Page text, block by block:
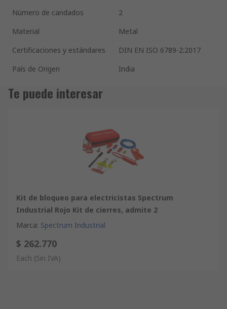
Número de candados
2
Material
Metal
Certificaciones y estándares
DIN EN ISO 6789-2:2017
País de Origen
India
Te puede interesar
Kit de bloqueo para electricistas Spectrum
Industrial Rojo Kit de cierres, admite 2
Marca: Spectrum Industrial
$ 262.770
Each (Sin IVA)